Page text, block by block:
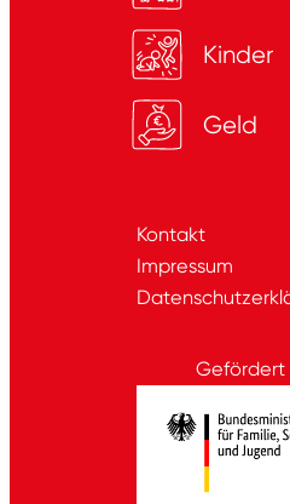
Kinder
Geld
Kontakt
Impressum
Gefördert